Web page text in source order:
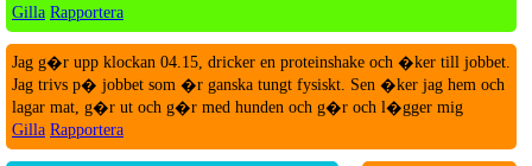
Gilla Rapportera
Jag g�r upp klockan 04.15, dricker en proteinshake och �ker till jobbet.
Jag trivs p� jobbet som �r ganska tungt fysiskt. Sen �ker jag hem och
lagar mat, g�r ut och g�r med hunden och g�r och l�gger mig
Gilla Rapportera